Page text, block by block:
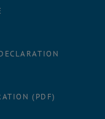
(PDF)